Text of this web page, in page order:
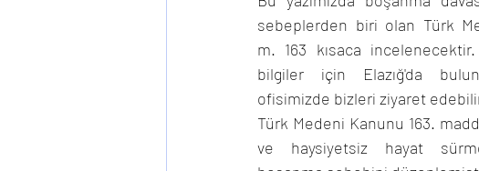
ELAZIĞ BOŞANMA AVUKATI
sebeplerden biri olan Türk
m. 163 kısaca
bilgiler için Elazığ'da
ofisimizde bizleri ziyaret
Türk Medeni Kanunu 163.
ve haysiyetsiz hayat